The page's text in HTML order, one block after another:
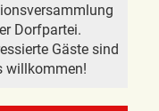
Dorfpartei.
Gäste sind
willkommen!